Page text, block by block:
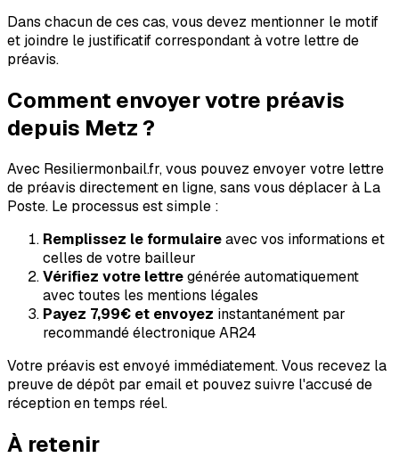
Dans chacun de ces cas, vous devez mentionner le motif
et joindre le justificatif correspondant à votre lettre de
préavis.
Comment envoyer votre préavis
depuis Metz?
Avec Resiliermonbail.fr, vous pouvez envoyer votre lettre
de préavis directement en ligne, sans vous déplacer à La
Poste. Le processus est simple :
Remplissez le formulaireavec vos informations et
celles de votre bailleur
Vérifiez votre lettregénérée automatiquement
avec toutes les mentions légales
Payez 7,99€ et envoyez instantanément par
recommandé électronique AR24
Votre préavis est envoyé immédiatement. Vous recevez la
preuve de dépôt par email et pouvez suivre l'accusé de
réception en temps réel.
À retenir